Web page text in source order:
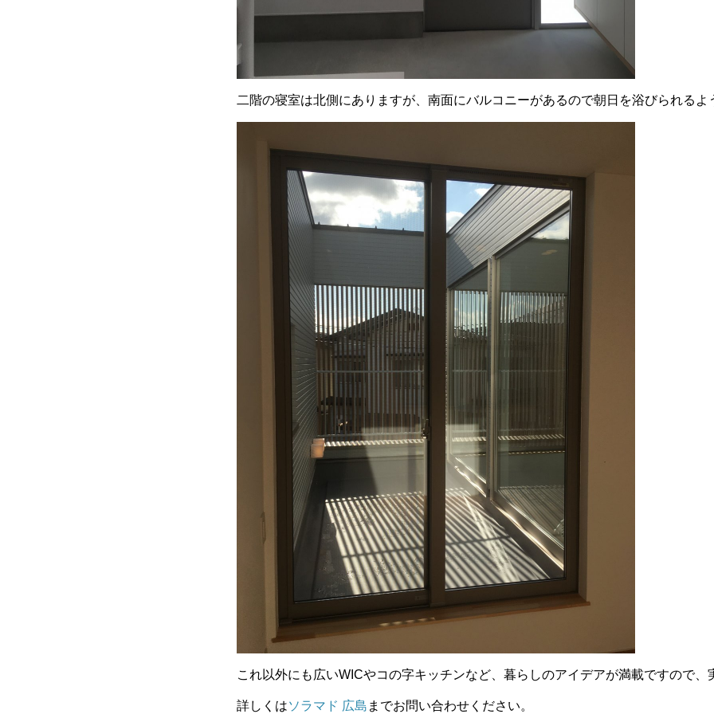
二階の寝室は北側にありますが、南面にバルコニーがあるので朝日を浴びられるよ
これ以外にも広いWICやコの字キッチンなど、暮らしのアイデアが満載ですので、
詳しくはソラマド 広島 までお問い合わせください。